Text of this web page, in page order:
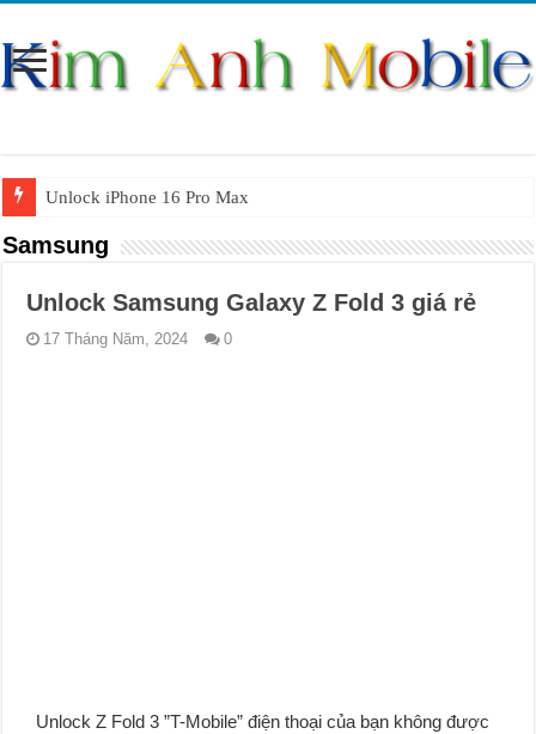
Unlock iPhone 16 Pro Max
Unlock iPhone 15 Pro Max lên quốc tế giá rẻ
Unlock Motorola Razr 2025
Samsung
Unlock Samsung Galaxy Z Fold 3 giá rẻ
17 Tháng Năm, 2024 0
Unlock Z Fold 3 ”T-Mobile” điện thoại của bạn không được